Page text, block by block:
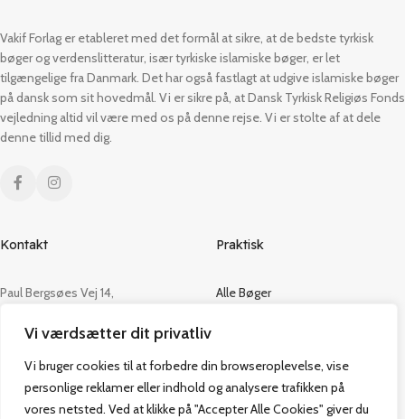
Vi værdsætter dit privatliv
Vi bruger cookies til at forbedre din browseroplevelse, vise
personlige reklamer eller indhold og analysere trafikken på
vores netsted. Ved at klikke på "Accepter Alle Cookies" giver du
Vakif Forlag er etableret med det formål at sikre, at de bedste tyrkisk
bøger og verdenslitteratur, især tyrkiske islamiske bøger, er let
tilgængelige fra Danmark. Det har også fastlagt at udgive islamiske bøger
på dansk som sit hovedmål. Vi er sikre på, at Dansk Tyrkisk Religiøs Fonds
vejledning altid vil være med os på denne rejse. Vi er stolte af at dele
denne tillid med dig.
Kontakt
Paul Bergsøes Vej 14,
CVR: 42813915
admin@vakifforlag.dk
+45 26 24 2354
Praktisk
Alle Bøger
Kontakt